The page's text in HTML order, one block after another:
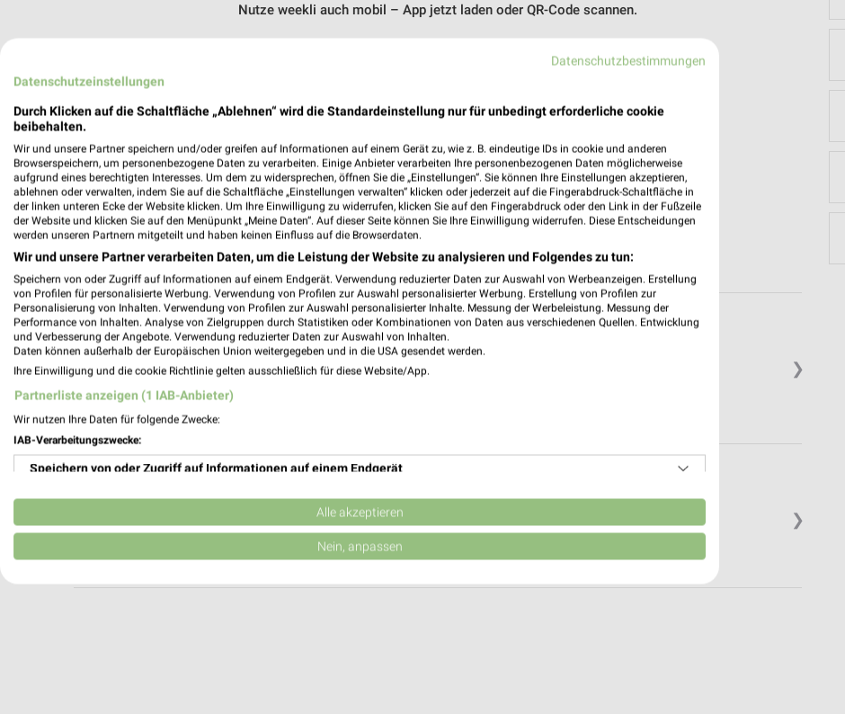
Nutze weekli auch mobil – App jetzt laden oder QR-Code scannen.
❯
Burger King Beselich
Gottlieb-Daimler-Straße 5
65614 Beselich
Heute 08:00 - 03:00 Uhr |
429,26 km
❯
Burger King Heiligenroth
Heute 10:00 - 00:00 Uhr | Geöffnet
Datenschutzbestimmungen
Datenschutzeinstellungen
Durch Klicken auf die Schaltfläche „Ablehnen“ wird die Standardeinstellung nur für unbedingt erforderliche cookie
beibehalten.
Wir und unsere Partner speichern und/oder greifen auf Informationen auf einem Gerät zu, wie z. B. eindeutige IDs in cookie und anderen
Browserspeichern, um personenbezogene Daten zu verarbeiten. Einige Anbieter verarbeiten Ihre personenbezogenen Daten möglicherweise
aufgrund eines berechtigten Interesses. Um dem zu widersprechen, öffnen Sie die „Einstellungen“. Sie können Ihre Einstellungen akzeptieren,
ablehnen oder verwalten, indem Sie auf die Schaltfläche „Einstellungen verwalten“ klicken oder jederzeit auf die Fingerabdruck-Schaltfläche in
der linken unteren Ecke der Website klicken. Um Ihre Einwilligung zu widerrufen, klicken Sie auf den Fingerabdruck oder den Link in der Fußzeile
der Website und klicken Sie auf den Menüpunkt „Meine Daten“. Auf dieser Seite können Sie Ihre Einwilligung widerrufen. Diese Entscheidungen
werden unseren Partnern mitgeteilt und haben keinen Einfluss auf die Browserdaten.
Wir und unsere Partner verarbeiten Daten, um die Leistung der Website zu analysieren und Folgendes zu tun:
Speichern von oder Zugriff auf Informationen auf einem Endgerät. Verwendung reduzierter Daten zur Auswahl von Werbeanzeigen. Erstellung
von Profilen für personalisierte Werbung. Verwendung von Profilen zur Auswahl personalisierter Werbung. Erstellung von Profilen zur
Personalisierung von Inhalten. Verwendung von Profilen zur Auswahl personalisierter Inhalte. Messung der Werbeleistung. Messung der
Performance von Inhalten. Analyse von Zielgruppen durch Statistiken oder Kombinationen von Daten aus verschiedenen Quellen. Entwicklung
und Verbesserung der Angebote. Verwendung reduzierter Daten zur Auswahl von Inhalten.
Daten können außerhalb der Europäischen Union weitergegeben und in die USA gesendet werden.
Ihre Einwilligung und die cookie Richtlinie gelten ausschließlich für diese Website/App.
Partnerliste anzeigen (1 IAB-Anbieter)
Wir nutzen Ihre Daten für folgende Zwecke:
IAB-Verarbeitungszwecke:
Speichern von oder Zugriff auf Informationen auf einem Endgerät
Verwendung reduzierter Daten zur Auswahl von Werbeanzeigen
Erstellung von Profilen für personalisierte Werbung
Alle akzeptieren
Nein, anpassen